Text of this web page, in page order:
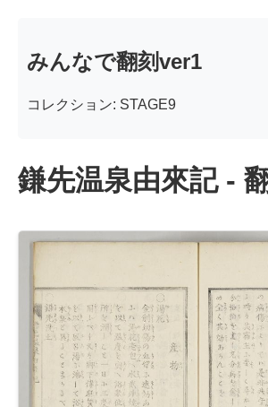
みんなで翻刻ver1
コレクション: STAGE9
鎌先温泉由來記 -